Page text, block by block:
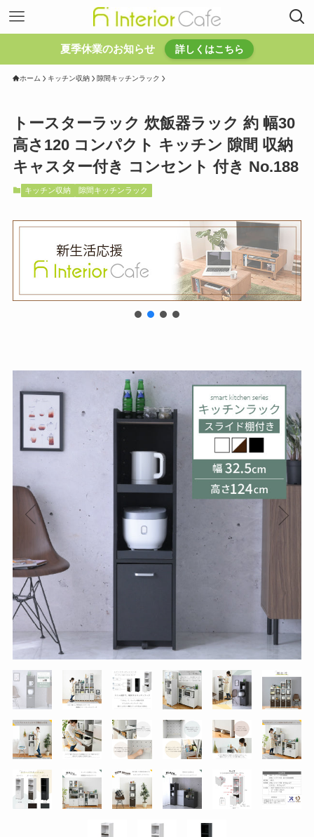
夏季休業のお知らせ 詳しくはこちら
ホーム キッチン収納 隙間キッチンラック
トースターラック 炊飯器ラック 約 幅30
高さ120 コンパクト キッチン 隙間 収納
キャスター付き コンセント 付き No.188
キッチン収納 隙間キッチンラック